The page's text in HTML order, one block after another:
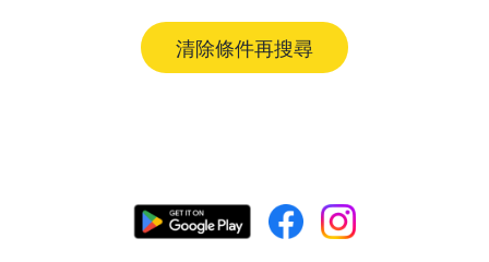
清除條件再搜尋